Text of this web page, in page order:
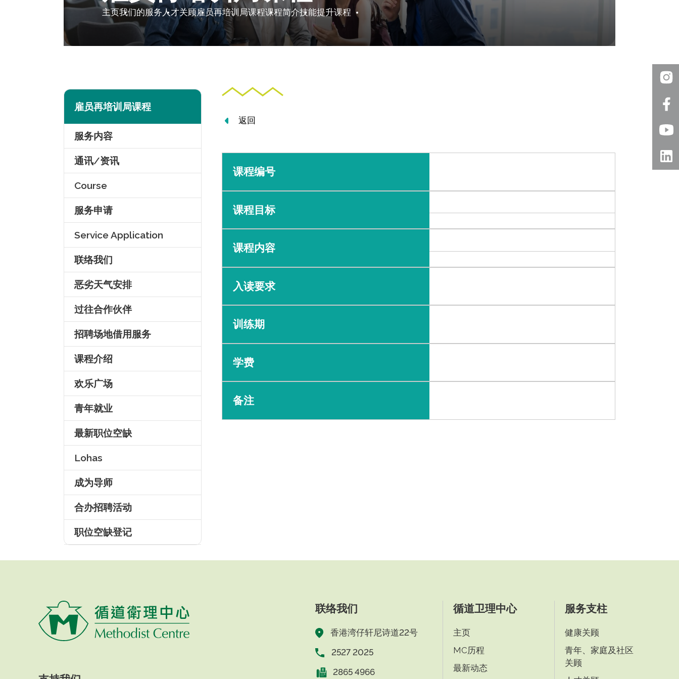
主页我们的服务 人才关顾雇员再培训局课程课程简介技能提升课程
雇员再培训局课程
服务内容
通讯/资讯
Course
服务申请
Service Application
联络我们
恶劣天气安排
过往合作伙伴
招聘场地借用服务
课程介绍
欢乐广场
青年就业
最新职位空缺
Lohas
成为导师
合办招聘活动
职位空缺登记
返回
课程编号
课程目标
课程内容
入读要求
训练期
学费
备注
联络我们
香港湾仔轩尼诗道22号
2527 2025
2865 4966
循道卫理中心
主页
MC历程
最新动态
服务支柱
健康关顾
青年、家庭及社区
关顾